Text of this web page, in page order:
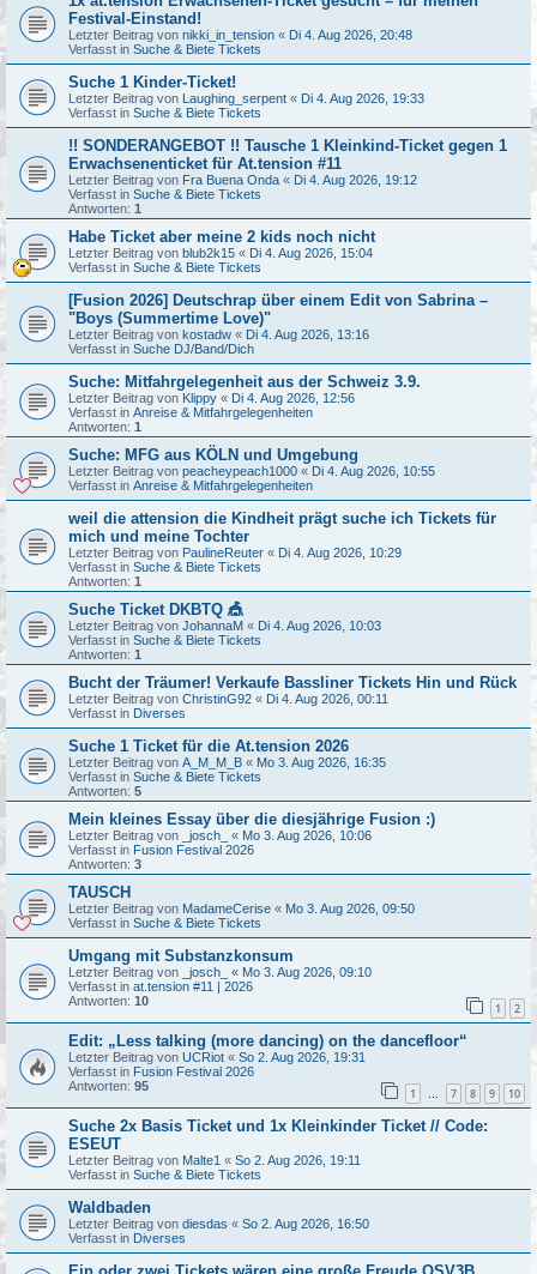
Festival-Einstand!
Letzter Beitrag von nikki_in_tension « Di 4. Aug 2026, 20:48
Verfasst in Suche & Biete Tickets
Suche 1 Kinder-Ticket!
Letzter Beitrag von Laughing_serpent « Di 4. Aug 2026, 19:33
Verfasst in Suche & Biete Tickets
!! SONDERANGEBOT !! Tausche 1 Kleinkind-Ticket gegen 1
Erwachsenenticket für At.tension #11
Letzter Beitrag von Fra Buena Onda « Di 4. Aug 2026, 19:12
Verfasst in Suche & Biete Tickets
Antworten: 1
Habe Ticket aber meine 2 kids noch nicht
Letzter Beitrag von blub2k15 « Di 4. Aug 2026, 15:04
Verfasst in Suche & Biete Tickets
[Fusion 2026] Deutschrap über einem Edit von Sabrina –
"Boys (Summertime Love)"
Letzter Beitrag von kostadw « Di 4. Aug 2026, 13:16
Verfasst in Suche DJ/Band/Dich
Suche: Mitfahrgelegenheit aus der Schweiz 3.9.
Letzter Beitrag von Klippy « Di 4. Aug 2026, 12:56
Verfasst in Anreise & Mitfahrgelegenheiten
Antworten: 1
Suche: MFG aus KÖLN und Umgebung
Letzter Beitrag von peacheypeach1000 « Di 4. Aug 2026, 10:55
Verfasst in Anreise & Mitfahrgelegenheiten
weil die attension die Kindheit prägt suche ich Tickets für
mich und meine Tochter
Letzter Beitrag von PaulineReuter « Di 4. Aug 2026, 10:29
Verfasst in Suche & Biete Tickets
Antworten: 1
Suche Ticket DKBTQ 🎪
Letzter Beitrag von JohannaM « Di 4. Aug 2026, 10:03
Verfasst in Suche & Biete Tickets
Antworten: 1
Bucht der Träumer! Verkaufe Bassliner Tickets Hin und Rück
Letzter Beitrag von ChristinG92 « Di 4. Aug 2026, 00:11
Verfasst in Diverses
Suche 1 Ticket für die At.tension 2026
Letzter Beitrag von A_M_M_B « Mo 3. Aug 2026, 16:35
Verfasst in Suche & Biete Tickets
Antworten: 5
Mein kleines Essay über die diesjährige Fusion :)
Letzter Beitrag von _josch_ « Mo 3. Aug 2026, 10:06
Verfasst in Fusion Festival 2026
Antworten: 3
TAUSCH
Letzter Beitrag von MadameCerise « Mo 3. Aug 2026, 09:50
Verfasst in Suche & Biete Tickets
Umgang mit Substanzkonsum
Letzter Beitrag von _josch_ « Mo 3. Aug 2026, 09:10
Verfasst in at.tension #11 | 2026
Antworten: 10 1 2
Edit: „Less talking (more dancing) on the dancefloor“
Letzter Beitrag von UCRiot « So 2. Aug 2026, 19:31
Verfasst in Fusion Festival 2026
Antworten: 95 1 … 7 8 9 10
Suche 2x Basis Ticket und 1x Kleinkinder Ticket // Code:
ESEUT
Letzter Beitrag von Malte1 « So 2. Aug 2026, 19:11
Verfasst in Suche & Biete Tickets
Waldbaden
Letzter Beitrag von diesdas « So 2. Aug 2026, 16:50
Verfasst in Diverses